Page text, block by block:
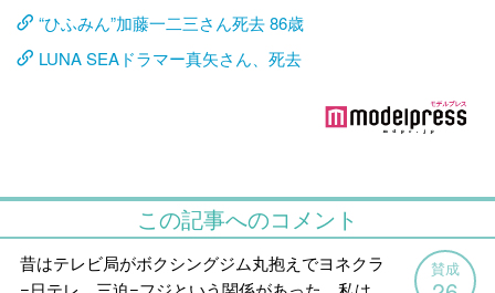
“ひふみん”加藤一二三さん死去 86歳
LUNA SEAドラマー真矢さん、死去